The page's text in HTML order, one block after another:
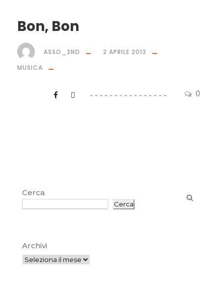
Bon, Bon
0
ASSO_2ND
2 APRILE 2013
MUSICA
Cerca
Cerca
Archivi